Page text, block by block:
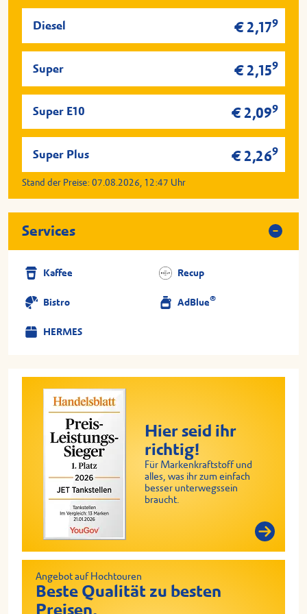
Diesel € 2,179
Super € 2,159
Super E10 € 2,099
Super Plus € 2,269
Stand der Preise: 07.08.2026, 12:47 Uhr
Services
Kaffee Recup
Bistro AdBlue®
HERMES
Hier seid ihr
richtig!
Für Markenkraftstoff und
alles, was ihr zum einfach
besser unterwegssein
braucht.
Angebot auf Hochtouren
Beste Qualität zu besten
Preisen.